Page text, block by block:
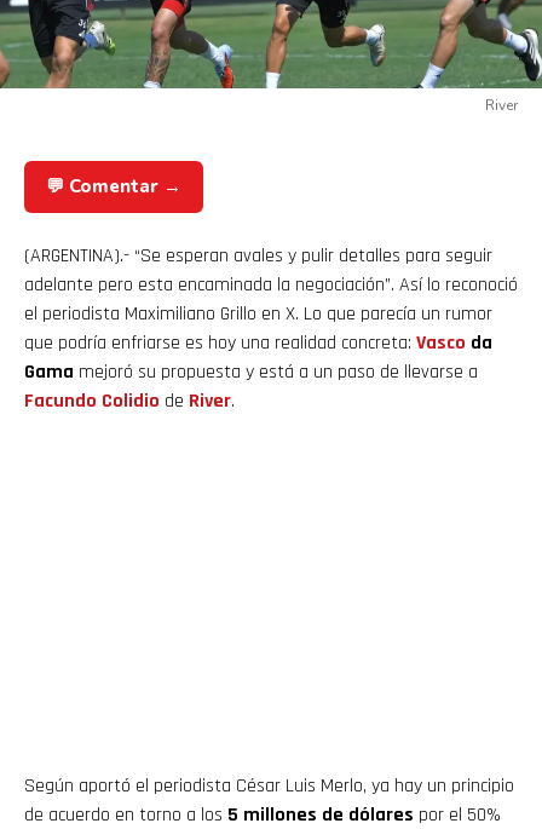
River
💬 Comentar →
(ARGENTINA).- “Se esperan avales y pulir detalles para seguir
adelante pero esta encaminada la negociación”. Así lo reconoció
el periodista Maximiliano Grillo en X. Lo que parecía un rumor
que podría enfriarse es hoy una realidad concreta: Vasco da
Gama mejoró su propuesta y está a un paso de llevarse a
Facundo Colidio de River.
Según aportó el periodista César Luis Merlo, ya hay un principio
de acuerdo en torno a los 5 millones de dólares por el 50%